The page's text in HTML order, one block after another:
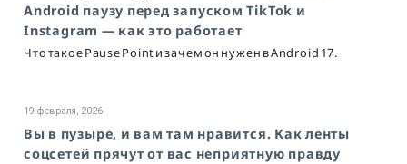
Android паузу перед запуском TikTok и
Instagram — как это работает
Что такое Pause Point и зачем он нужен в Android 17.
19 февраля, 2026
Вы в пузыре, и вам там нравится. Как ленты
соцсетей прячут от вас неприятную правду